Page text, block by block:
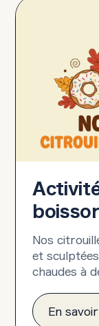
Nos
et
chaudes à
En